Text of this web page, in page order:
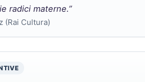
radici materne.”
(Rai Cultura)